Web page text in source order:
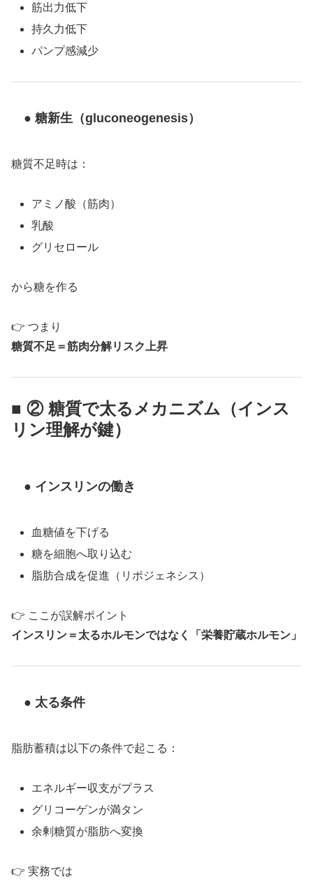
筋出力低下
持久力低下
パンプ感減少
● 糖新生（gluconeogenesis）
糖質不足時は：
アミノ酸（筋肉）
乳酸
グリセロール
から糖を作る
👉 つまり
糖質不足＝筋肉分解リスク上昇
■ ② 糖質で太るメカニズム（インス
リン理解が鍵）
● インスリンの働き
血糖値を下げる
糖を細胞へ取り込む
脂肪合成を促進（リポジェネシス）
👉 ここが誤解ポイント
インスリン＝太るホルモンではなく「栄養貯蔵ホルモン」
● 太る条件
脂肪蓄積は以下の条件で起こる：
エネルギー収支がプラス
グリコーゲンが満タン
余剰糖質が脂肪へ変換
👉 実務では